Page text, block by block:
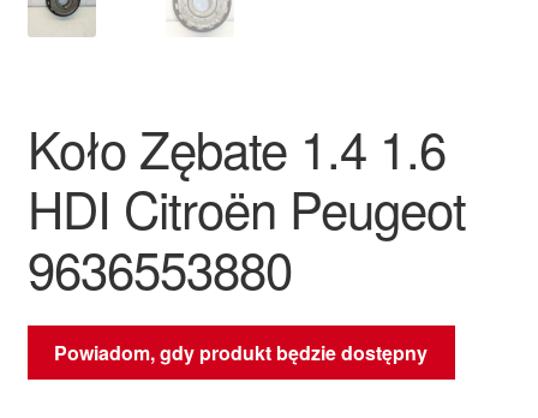
Zasady i warunki
Koło Zębate 1.4 1.6
HDI Citroën Peugeot
9636553880
Powiadom, gdy produkt będzie dostępny